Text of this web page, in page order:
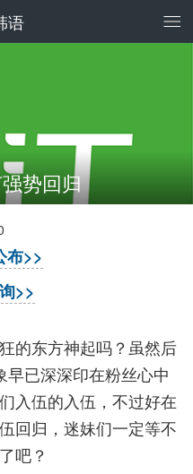
语
势回归
布>>
>>
的东方神起吗？虽然后
已深深印在粉丝心中
入伍的入伍，不过好在
回归，迷妹们一定等不
吧？